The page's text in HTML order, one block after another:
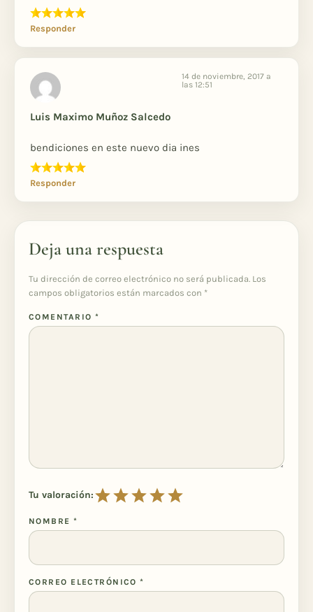
Responder
Luis Maximo Muñoz Salcedo
14 de noviembre, 2017 a
las 12:51
bendiciones en este nuevo dia ines
Responder
Deja una respuesta
Tu dirección de correo electrónico no será publicada. Los
campos obligatorios están marcados con *
COMENTARIO *
Tu valoración:
NOMBRE *
CORREO ELECTRÓNICO *